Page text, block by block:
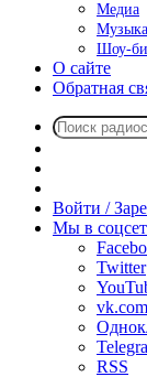
Медиа
Музыка
Шоу-
О сайте
Обратная
радио
Войти /
Мы в
Twitter
vk.com
RSS